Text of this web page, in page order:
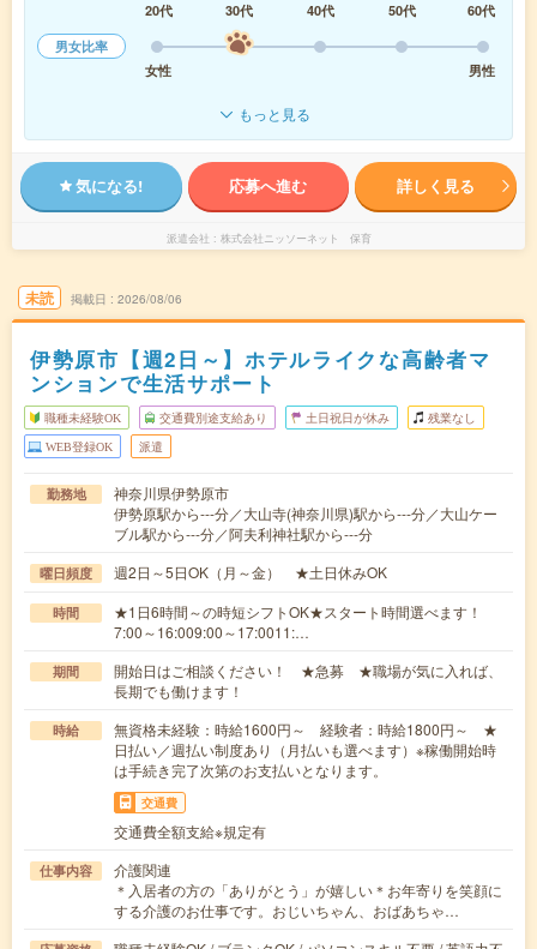
20代
30代 40代 50代
60代
男女比率
女性
男性
もっと見る
気になる! 応募へ進む 詳しく見る
派遣会社 株式会社ニッソーネット 保育
未読 掲載日 2026/08/06
伊勢原市【週2日～】ホテルライクな高齢者マ
ンションで生活サポート
職種未経験OK 交通費別途支給あり 土日祝日が休み 残業なし
WEB登録OK 派遣
勤務地
神奈川県伊勢原市
伊勢原駅から---分／大山寺(神奈川県)駅から---分／大山ケー
ブル駅から---分／阿夫利神社駅から---分
曜日頻度 週2日～5日OK（月～金） ★土日休みOK
時間
★1日6時間～の時短シフトOK★スタート時間選べます！
7:00～16:009:00～17:0011:…
期間
開始日はご相談ください！ ★急募 ★職場が気に入れば、
長期でも働けます！
時給
無資格未経験：時給1600円～ 経験者：時給1800円～ ★
日払い／週払い制度あり（月払いも選べます）※稼働開始時
は手続き完了次第のお支払いとなります。
交通費
交通費全額支給※規定有
仕事内容
介護関連
＊入居者の方の「ありがとう」が嬉しい＊お年寄りを笑顔に
する介護のお仕事です。おじいちゃん、おばあちゃ…